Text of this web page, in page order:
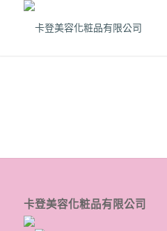
卡登美容化粧品有限公司